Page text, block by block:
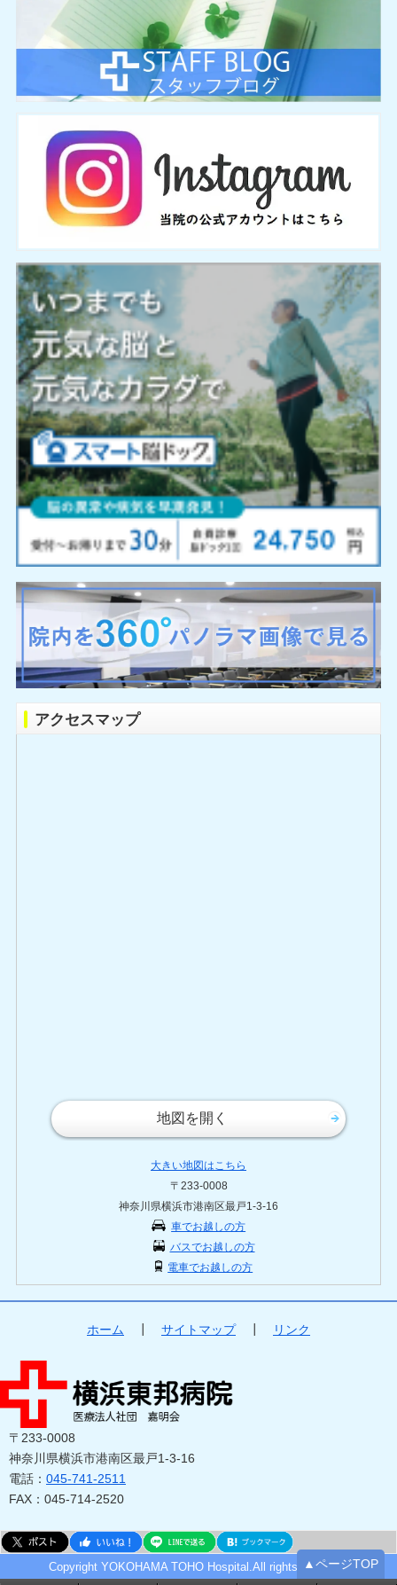
アクセスマップ
地図を開く
大きい地図はこちら
〒233-0008
神奈川県横浜市港南区最戸1-3-16
車でお越しの方
バスでお越しの方
電車でお越しの方
▲ページTOP
ホーム サイトマップ┃ リンク
〒233-0008
神奈川県横浜市港南区最戸1-3-16
電話： 045-741-2511
FAX：045-714-2520
Copyright YOKOHAMA TOHO Hospital.All rights reserved.